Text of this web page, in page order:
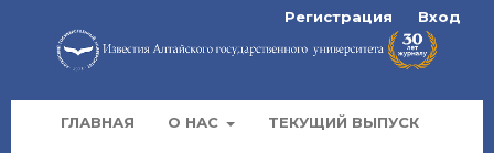
ГЛАВНАЯ О НАС ТЕКУЩИЙ ВЫПУСК
Регистрация Вход